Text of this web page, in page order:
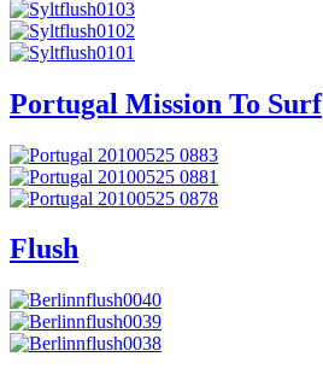
Portugal Mission To Surf
Flush